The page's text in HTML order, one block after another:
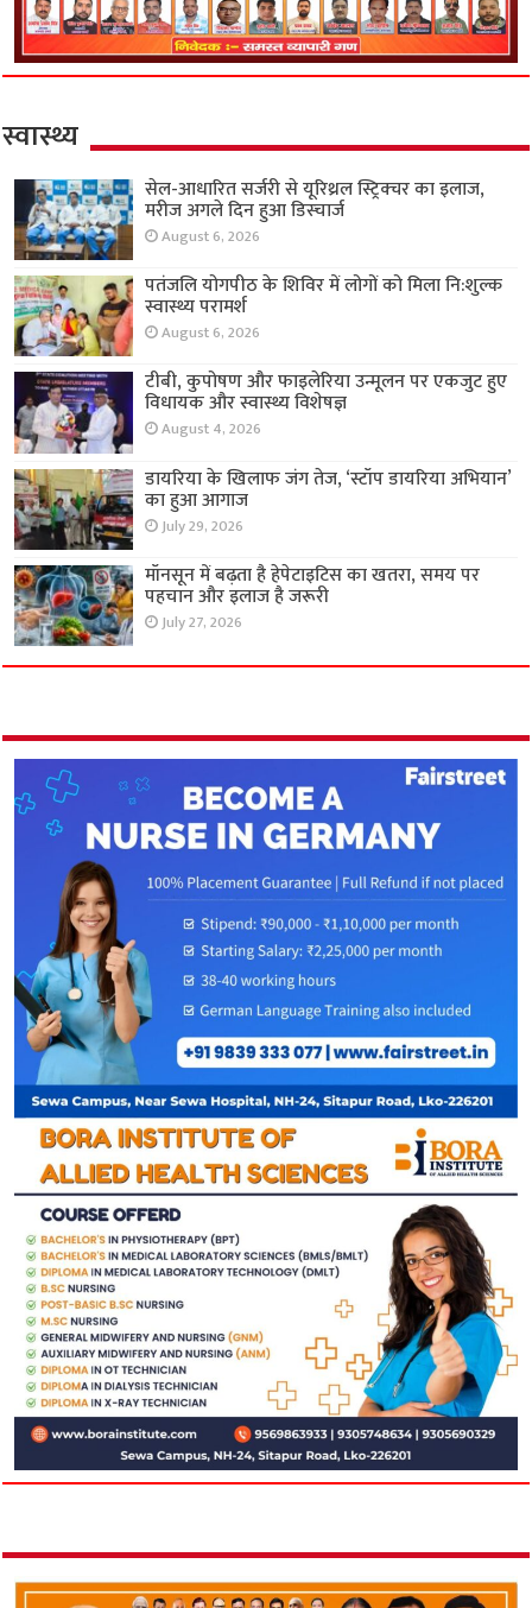
स्वास्थ्य
सेल-आधारित सर्जरी से यूरिथ्रल स्ट्रिक्चर का इलाज,
मरीज अगले दिन हुआ डिस्चार्ज
August 6, 2026
पतंजलि योगपीठ के शिविर में लोगों को मिला नि:शुल्क
स्वास्थ्य परामर्श
August 6, 2026
टीबी, कुपोषण और फाइलेरिया उन्मूलन पर एकजुट हुए
विधायक और स्वास्थ्य विशेषज्ञ
August 4, 2026
डायरिया के खिलाफ जंग तेज, ‘स्टॉप डायरिया अभियान’
का हुआ आगाज
July 29, 2026
मॉनसून में बढ़ता है हेपेटाइटिस का खतरा, समय पर
पहचान और इलाज है जरूरी
July 27, 2026